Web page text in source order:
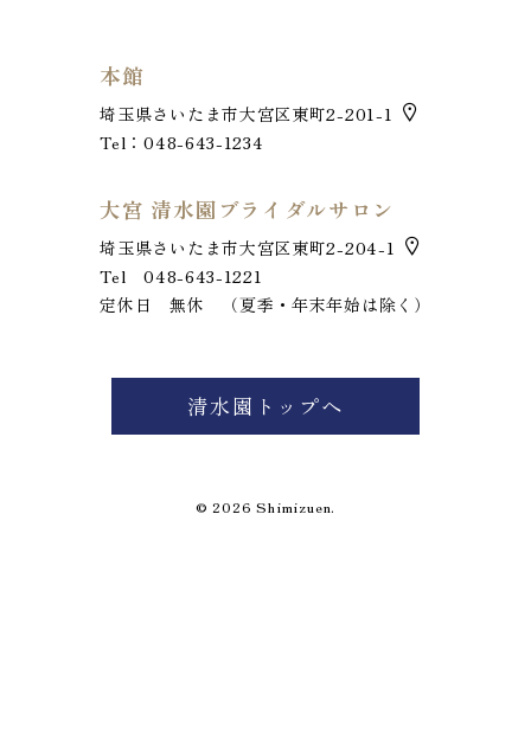
お電話でのお問い合わせ
048-643-1221
定休日 毎週火曜日
本館
埼玉県さいたま市大宮区東町2-201-1
Tel：048-643-1234
大宮 清水園ブライダルサロン
埼玉県さいたま市大宮区東町2-204-1
Tel 048-643-1221
定休日 無休 （夏季・年末年始は除く）
清水園トップへ
© 2026 Shimizuen.